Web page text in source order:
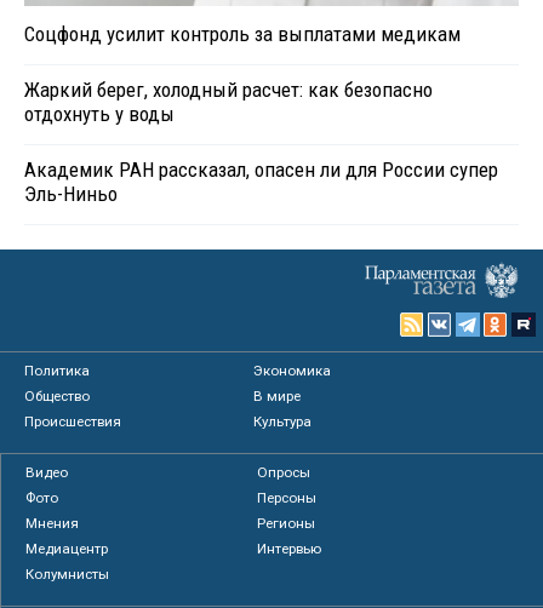
Соцфонд усилит контроль за выплатами медикам
Жаркий берег, холодный расчет: как безопасно
отдохнуть у воды
Академик РАН рассказал, опасен ли для России супер
Эль-Ниньо
Политика
Экономика
Общество
В мире
Происшествия
Культура
Видео
Опросы
Фото
Персоны
Мнения
Регионы
Медиацентр
Интервью
Колумнисты